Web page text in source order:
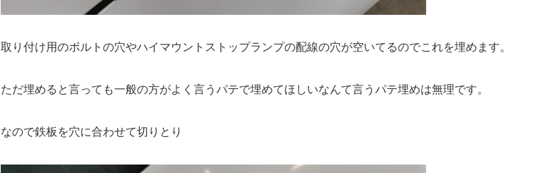
取り付け用のボルトの穴やハイマウントストップランプの配線の穴が空いてるのでこれを埋めます。
ただ埋めると言っても一般の方がよく言うパテで埋めてほしいなんて言うパテ埋めは無理です。
なので鉄板を穴に合わせて切りとり